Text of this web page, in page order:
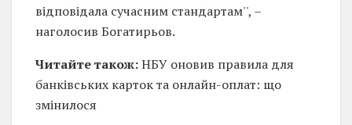
відповідала сучасним стандартам'', –
наголосив Богатирьов.
Читайте також:НБУ оновив правила для
банківських карток та онлайн-оплат: що
змінилося